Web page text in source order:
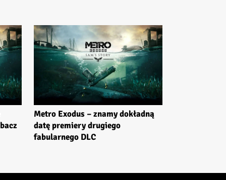
Metro Exodus – znamy dokładną
datę premiery drugiego
fabularnego DLC